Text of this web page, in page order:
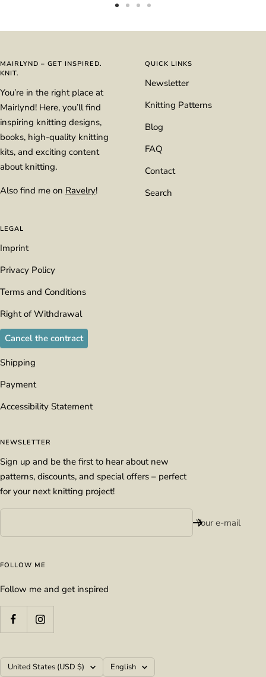
MAIRLYND – GET INSPIRED.
KNIT.
You’re in the right place at
Mairlynd! Here, you’ll find
inspiring knitting designs,
books, high-quality knitting
kits, and exciting content
about knitting.
Also find me on Ravelry!
QUICK LINKS
Newsletter
Knitting Patterns
Blog
FAQ
Contact
Search
LEGAL
Imprint
Privacy Policy
Terms and Conditions
Right of Withdrawal
Cancel the contract
Shipping
Payment
Accessibility Statement
NEWSLETTER
Sign up and be the first to hear about new
patterns, discounts, and special offers – perfect
for your next knitting project!
Your e-mail
FOLLOW ME
Follow me and get inspired
Country/region
United States (USD $) Language
English